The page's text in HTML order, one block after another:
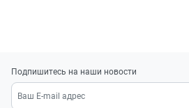
Подпишитесь на наши новости